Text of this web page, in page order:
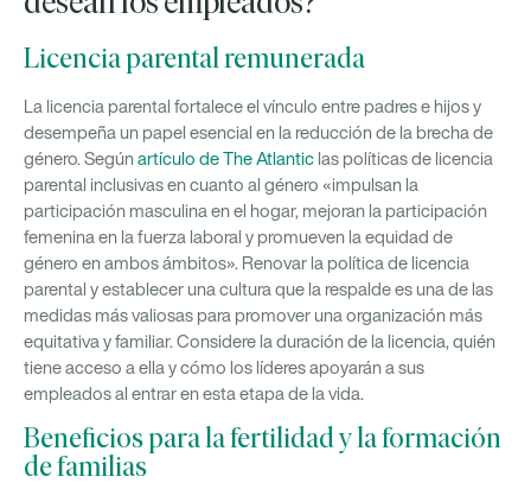
Licencia parental remunerada
La licencia parental fortalece el vínculo entre padres e hijos y
desempeña un papel esencial en la reducción de la brecha de
género. Segúnartículo de The Atlantic las políticas de licencia
parental inclusivas en cuanto al género «impulsan la
participación masculina en el hogar, mejoran la participación
femenina en la fuerza laboral y promueven la equidad de
género en ambos ámbitos». Renovar la política de licencia
parental y establecer una cultura que la respalde es una de las
medidas más valiosas para promover una organización más
equitativa y familiar. Considere la duración de la licencia, quién
tiene acceso a ella y cómo los líderes apoyarán a sus
empleados al entrar en esta etapa de la vida.
Beneficios para la fertilidad y la formación
de familias